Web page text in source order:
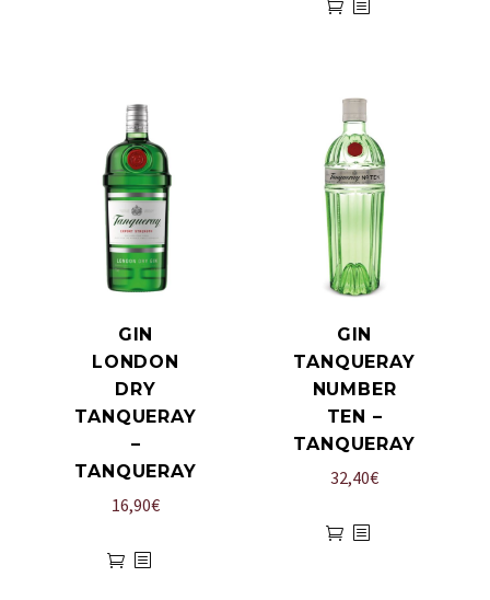
GIN
LONDON
DRY
TANQUERAY
–
TANQUERAY
16,90€
GIN
TANQUERAY
NUMBER
TEN –
TANQUERAY
32,40€